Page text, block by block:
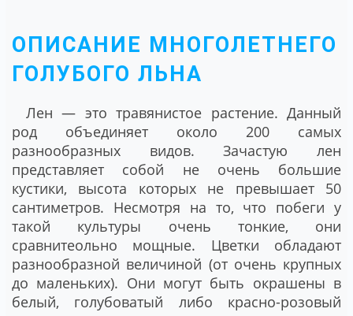
ОПИСАНИЕ МНОГОЛЕТНЕГО
ГОЛУБОГО ЛЬНА
Лен ― это травянистое растение. Данный
род объединяет около 200 самых
разнообразных видов. Зачастую лен
представляет собой не очень большие
кустики, высота которых не превышает 50
сантиметров. Несмотря на то, что побеги у
такой культуры очень тонкие, они
сравнитеольно мощные. Цветки обладают
разнообразной величиной (от очень крупных
до маленьких). Они могут быть окрашены в
белый, голубоватый либо красно-розовый